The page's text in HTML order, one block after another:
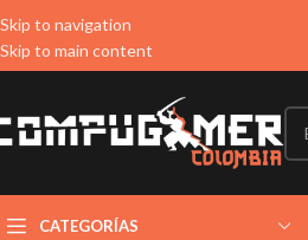
Skip to navigation
Skip to main content
CATEGORÍAS